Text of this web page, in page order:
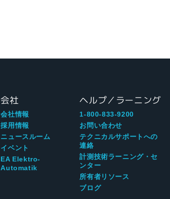
会社
会社情報
採用情報
ニュースルーム
イベント
EA Elektro-
Automatik
ヘルプ／ラーニング
1-800-833-9200
お問い合わせ
テクニカルサポートへの
連絡
計測技術ラーニング・セ
ンター
所有者リソース
ブログ